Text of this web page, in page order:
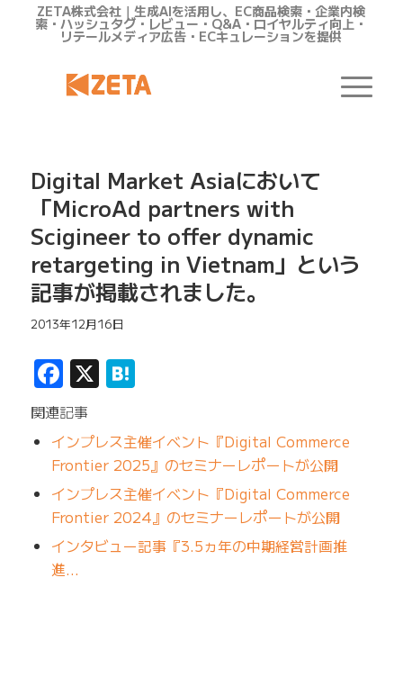
ZETA株式会社｜生成AIを活用し、EC商品検索・企業内検
索・ハッシュタグ・レビュー・Q&A・ロイヤルティ向上・
リテールメディア広告・ECキュレーションを提供
Digital Market Asiaにおいて
「MicroAd partners with
Scigineer to offer dynamic
retargeting in Vietnam」という
記事が掲載されました。
2013年12月16日
Facebook
X Hatena
関連記事
インプレス主催イベント『Digital Commerce
Frontier 2025』のセミナーレポートが公開
インプレス主催イベント『Digital Commerce
Frontier 2024』のセミナーレポートが公開
インタビュー記事『3.5ヵ年の中期経営計画推
進…